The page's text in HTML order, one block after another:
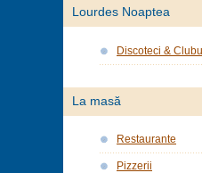
Lourdes Noaptea
Discoteci &
La masă
Restaurante
Pizzerii